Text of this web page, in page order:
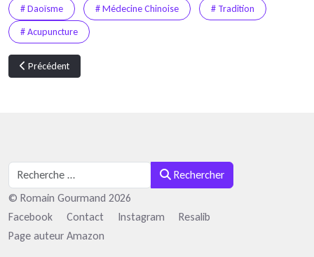
# Daoïsme # Médecine Chinoise
# Tradition
# Acupuncture
Article précédent : Un point au fil des Saisons... 13VB Běnshén 本神
Précédent
Rechercher
Rechercher
© Romain Gourmand 2026
Facebook
Contact Instagram
Resalib
Page auteur Amazon